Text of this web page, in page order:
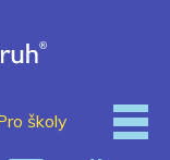
školy